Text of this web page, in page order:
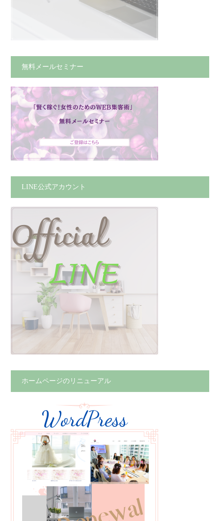
無料メールセミナー
LINE公式アカウント
ホームページのリニューアル